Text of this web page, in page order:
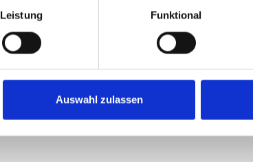
Leistung Funktional
Auswahl zulassen
Unsere
Neuseeland
praktiziert wird.
zurückverfolgt
Weise wissen